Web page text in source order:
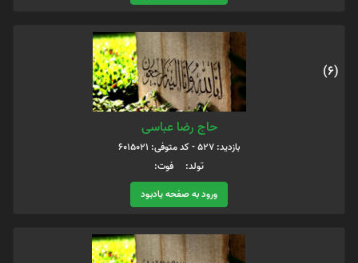
(6)
حاج رضا عباسی
بازدید: 527 - کد متوفی: 6015021
تولد: فوت:
ورود به صفحه یادبود